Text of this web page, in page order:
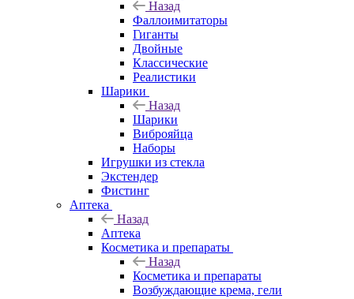
Назад
Фаллоимитаторы
Гиганты
Двойные
Классические
Реалистики
Шарики
Назад
Шарики
Виброяйца
Наборы
Игрушки из стекла
Экстендер
Фистинг
Аптека
Назад
Аптека
Косметика и препараты
Назад
Косметика и препараты
Возбуждающие крема, гели